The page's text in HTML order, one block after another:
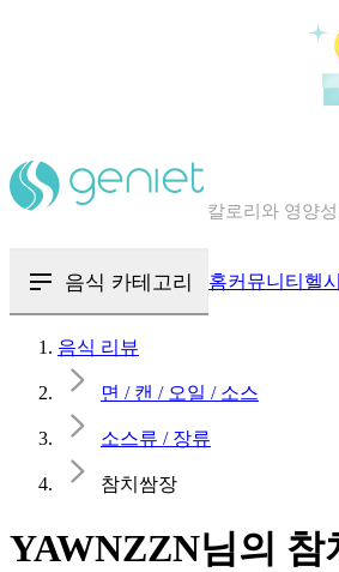
칼로리와 영양
음식 카테고리 홈커뮤니티 헬
음식 리뷰
면 / 캔 / 오일 / 소스
소스류 / 장류
참치쌈장
YAWNZZN님의 참